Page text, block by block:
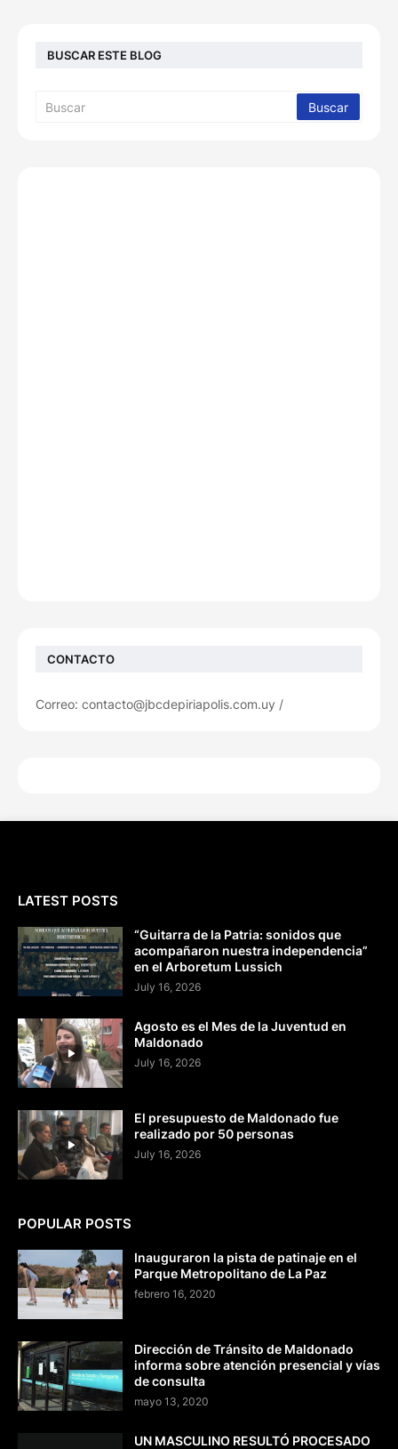
BUSCAR ESTE BLOG
CONTACTO
Correo: contacto@jbcdepiriapolis.com.uy /
LATEST POSTS
“Guitarra de la Patria: sonidos que
acompañaron nuestra independencia”
en el Arboretum Lussich
July 16, 2026
Agosto es el Mes de la Juventud en
Maldonado
July 16, 2026
El presupuesto de Maldonado fue
realizado por 50 personas
July 16, 2026
POPULAR POSTS
Inauguraron la pista de patinaje en el
Parque Metropolitano de La Paz
febrero 16, 2020
Dirección de Tránsito de Maldonado
informa sobre atención presencial y vías
de consulta
mayo 13, 2020
UN MASCULINO RESULTÓ PROCESADO